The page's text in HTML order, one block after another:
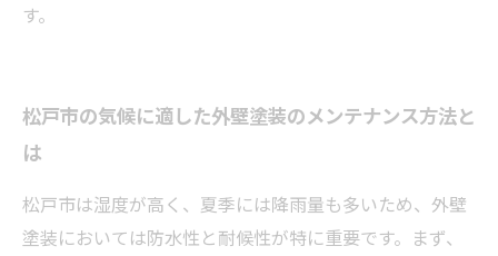
す。
松戸市の気候に適した外壁塗装のメンテナンス方法と
は
松戸市は湿度が高く、夏季には降雨量も多いため、外壁
塗装においては防水性と耐候性が特に重要です。まず、